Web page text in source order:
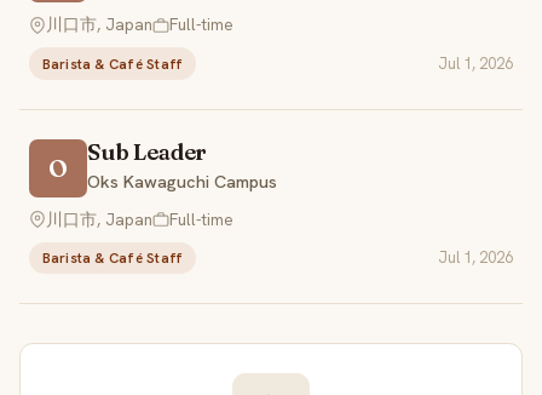
川口市, Japan
Full-time
Barista & Café Staff Jul 1, 2026
O
Sub Leader
Oks Kawaguchi Campus
川口市, Japan
Full-time
Barista & Café Staff Jul 1, 2026